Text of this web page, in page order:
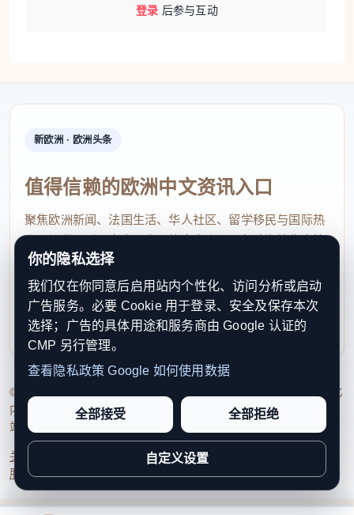
登录 后参与互动
新欧洲 · 欧洲头条
值得信赖的欧洲中文资讯入口
聚焦欧洲新闻、法国生活、华人社区、留学移民与国际热
点，提供及时、真实、实用的中文资讯，帮助海外华人快
速了解欧洲动态。
contact@xinouzhou.com
服务支持、版权与合作：工作日优先处理站务、投稿与权
利通知
© 2026 新欧洲·欧洲头条. All Rights Reserved. 本网站持续优化
内容透明度、联系方式与用户权利说明，以提升品牌信任感和
站点完整度。
关于我们 编辑规范日期归档隐私政策
服务条款联系我们
你的隐私选择
我们仅在你同意后启用站内个性化、访问分析或启动
广告服务。必要 Cookie 用于登录、安全及保存本次
选择；广告的具体用途和服务商由 Google 认证的
CMP 另行管理。
查看隐私政策 Google 如何使用数据
全部接受 全部拒绝
自定义设置